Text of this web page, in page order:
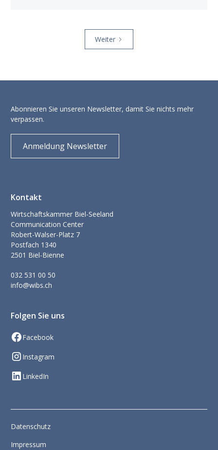
Weiter
Abonnieren Sie unseren Newsletter, damit Sie nichts mehr
verpassen.
Anmeldung Newsletter
Kontakt
Wirtschaftskammer Biel-Seeland
Communication Center
Robert-Walser-Platz 7
Postfach 1340
2501 Biel-Bienne
032 531 00 50
info@wibs.ch
Folgen Sie uns
Facebook
Instagram
LinkedIn
Datenschutz
Impressum